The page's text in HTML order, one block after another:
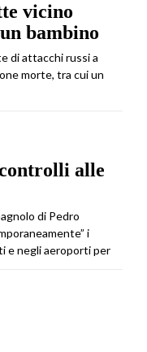
vicino
bambino
di attacchi russi a
morte, tra cui un
alle
di Pedro
i
e negli aeroporti per